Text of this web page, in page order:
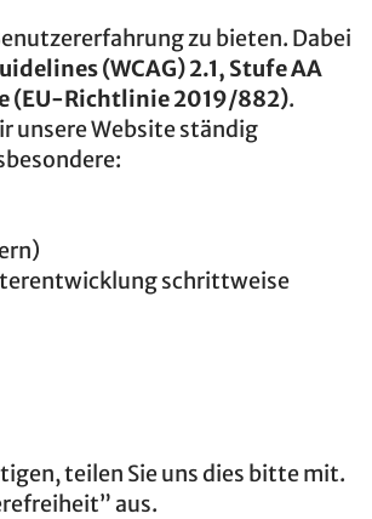
zu bieten. Dabei
(WCAG) 2.1, Stufe AA
(EU-Richtlinie 2019/882).
unsere Website ständig
schrittweise
teilen Sie uns dies bitte mit.
aus.